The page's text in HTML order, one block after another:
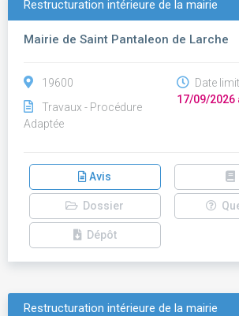
Restructuration intérieure de la mairie
Mairie de Saint Pantaleon de Larche
19600
Travaux - Procédure
Adaptée
Date
17/09/2026
Avis
Dossier
Dépôt
Restructuration intérieure de la mairie